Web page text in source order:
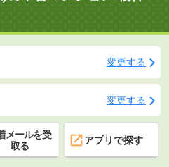
変更する
変更する
メールを受
取る
アプリで探す